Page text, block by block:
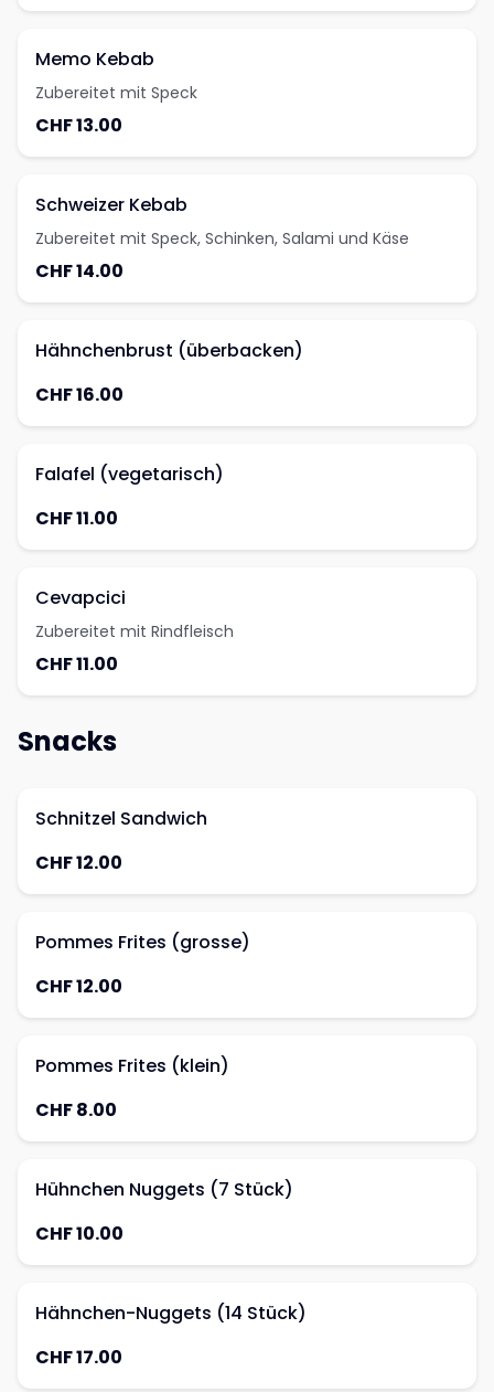
Memo Kebab
Zubereitet mit Speck
CHF 13.00
Schweizer Kebab
Zubereitet mit Speck, Schinken, Salami und Käse
CHF 14.00
Hähnchenbrust (überbacken)
CHF 16.00
Falafel (vegetarisch)
CHF 11.00
Cevapcici
Zubereitet mit Rindfleisch
CHF 11.00
Snacks
Schnitzel Sandwich
CHF 12.00
Pommes Frites (grosse)
CHF 12.00
Pommes Frites (klein)
CHF 8.00
Hühnchen Nuggets (7 Stück)
CHF 10.00
Hähnchen-Nuggets (14 Stück)
CHF 17.00